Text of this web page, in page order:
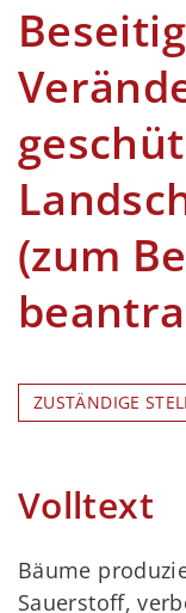
(zum
ZUSTÄNDIGE
Volltext
Bäume
Sauerstoff,